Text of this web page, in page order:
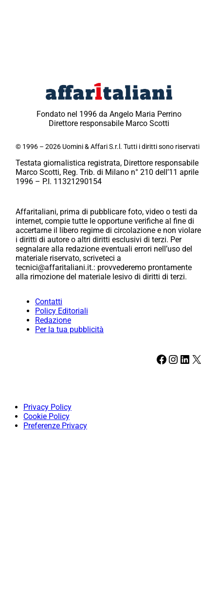
Fondato nel 1996 da Angelo Maria Perrino
Direttore responsabile Marco Scotti
© 1996 – 2026 Uomini & Affari S.r.l. Tutti i diritti sono riservati
Testata giornalistica registrata, Direttore responsabile
Marco Scotti, Reg. Trib. di Milano n° 210 dell’11 aprile
1996 – P.I. 11321290154
Affaritaliani, prima di pubblicare foto, video o testi da
internet, compie tutte le opportune verifiche al fine di
accertarne il libero regime di circolazione e non violare
i diritti di autore o altri diritti esclusivi di terzi. Per
segnalare alla redazione eventuali errori nell’uso del
materiale riservato, scriveteci a
tecnici@affaritaliani.it.: provvederemo prontamente
alla rimozione del materiale lesivo di diritti di terzi.
Contatti
Policy Editoriali
Redazione
Per la tua pubblicità
Facebook Instagram LinkedIn X
Privacy Policy
Cookie Policy
Preferenze Privacy